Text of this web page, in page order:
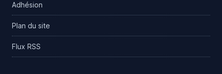
Adhésion
Plan du site
Flux RSS